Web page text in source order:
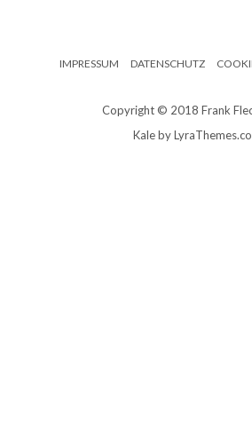
IMPRESSUM DATENSCHUTZ
Copyright © 2018 Frank
Kaleby